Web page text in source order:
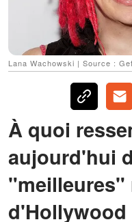
Lana Wachowski | Source :
À quoi
aujourd'hui
"meilleures"